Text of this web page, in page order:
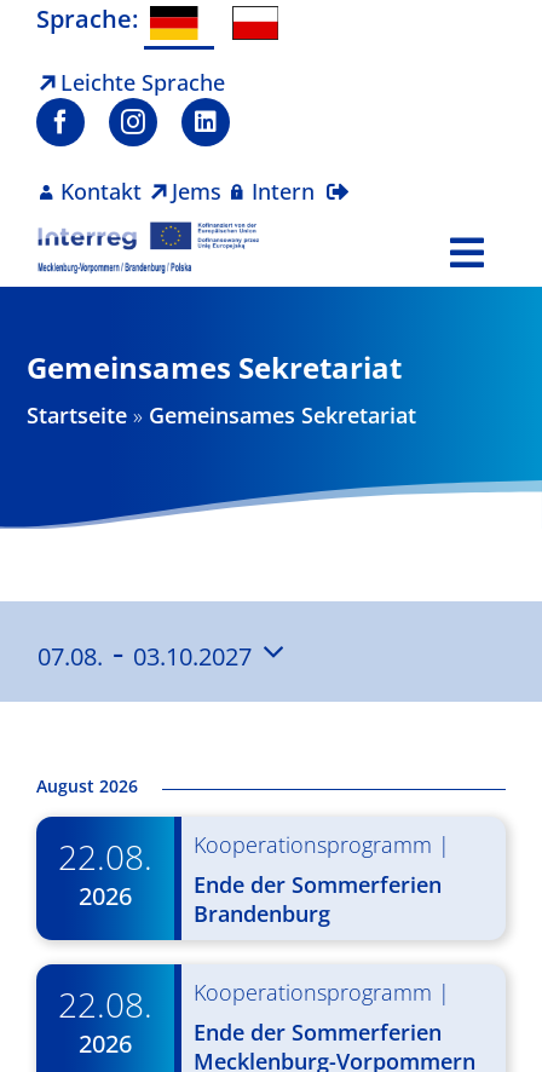
Zum
springen
Sprache:
Leichte Sprache
Kontakt Jems Intern
Projekte
Gemeinsames Sekretariat
Startseite » Gemeinsames Sekretariat
07.08. - 03.10.2027
Datum
August 2026
22.08.
2026
Kooperationsprogramm |
Ende der Sommerferien
Brandenburg
22.08.
2026
Kooperationsprogramm |
Ende der Sommerferien
Mecklenburg-Vorpommern